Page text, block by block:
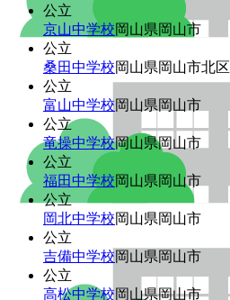
公立
京山中学校岡山県岡山市
公立
桑田中学校岡山県岡山市北区
公立
富山中学校岡山県岡山市
公立
竜操中学校岡山県岡山市
公立
福田中学校岡山県岡山市
公立
岡北中学校岡山県岡山市
公立
吉備中学校岡山県岡山市
公立
高松中学校岡山県岡山市